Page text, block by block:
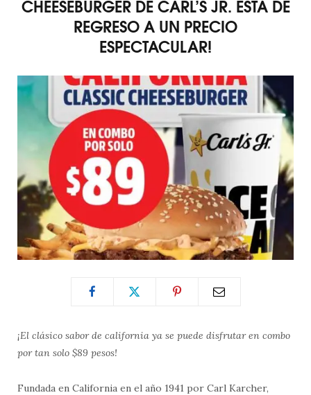
CHEESEBURGER DE CARL’S JR. ESTÁ DE
REGRESO A UN PRECIO
ESPECTACULAR!
¡El clásico sabor de california ya se puede disfrutar en combo
por tan solo $89 pesos!
Fundada en California en el año 1941 por Carl Karcher,